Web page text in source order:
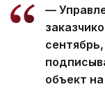
—
объект